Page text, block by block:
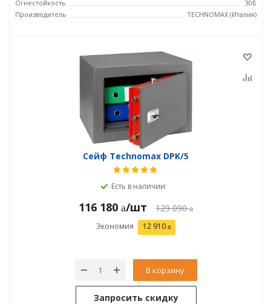
Огнестойкость
30Б
Производитель
TECHNOMAX (Италия)
Сейф Technomax DPK/5
Есть в наличии
116 180 /шт 129 090
Экономия 12 910
В корзину
Запросить скидку